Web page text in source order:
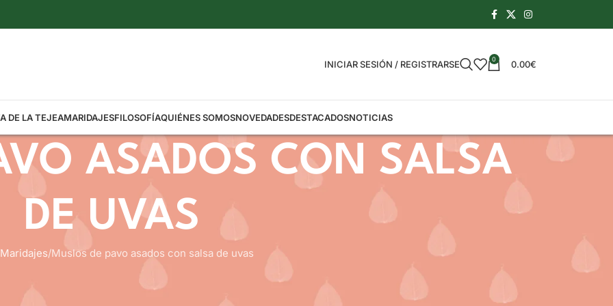
INICIAR SESIÓN / REGISTRARSE 0 0.00€
DE LA TEJEAMARIDAJESFILOSOFÍAQUIÉNES SOMOSNOVEDADESDESTACADOSNOTICIAS
ASADOS CON SALSA
DE UVAS
Maridajes Muslos de pavo asados con salsa de uvas